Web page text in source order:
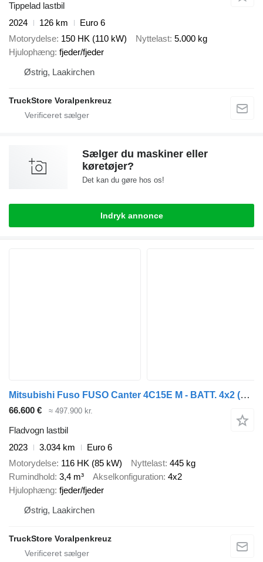
Tippelad lastbil
2024
126 km
Euro 6
Motorydelse 150 HK (110 kW) Nyttelast 5.000 kg
Hjulophæng fjeder/fjeder
Østrig, Laakirchen
TruckStore Voralpenkreuz
Sælger du maskiner eller
køretøjer?
Det kan du gøre hos os!
Indryk annonce
Mitsubishi Fuso FUSO Canter 4C15E M - BATT. 4x2 (15150G4005)
66.600 €
≈ 497.900 kr.
Fladvogn lastbil
2023
3.034 km
Euro 6
Motorydelse 116 HK (85 kW) Nyttelast 445 kg
Rumindhold 3,4 m³ Akselkonfiguration 4x2
Hjulophæng fjeder/fjeder
Østrig, Laakirchen
TruckStore Voralpenkreuz